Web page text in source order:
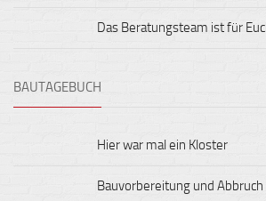
Das Beratungsteam ist für
BAUTAGEBUCH
Hier war mal ein Kloster
Bauvorbereitung und Abbruch